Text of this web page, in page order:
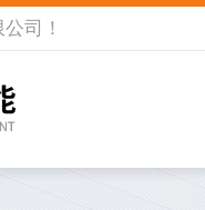
司 ！